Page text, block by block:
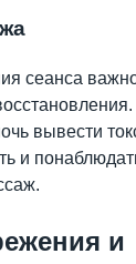
сеанса
вывести
и
и